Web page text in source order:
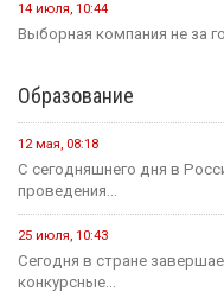
14 июля, 10:44
Выборная компания не за
Образование
12 мая, 08:18
С сегодняшнего дня в
проведения...
25 июля, 10:43
Сегодня в стране
конкурсные...